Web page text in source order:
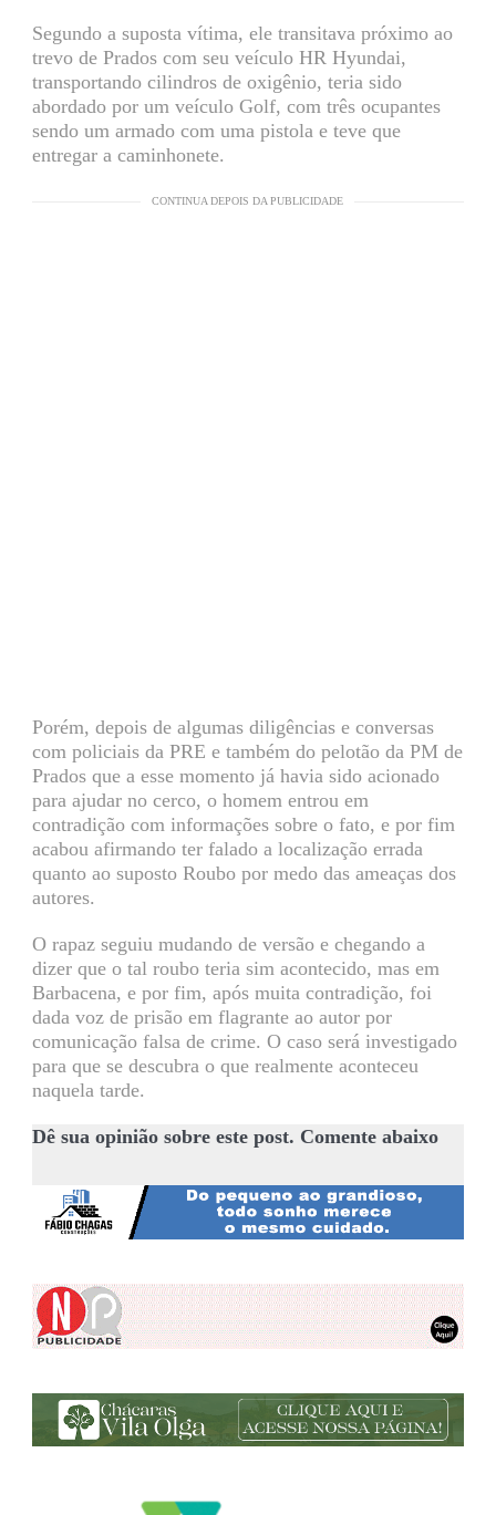
Segundo a suposta vítima, ele transitava próximo ao
trevo de Prados com seu veículo HR Hyundai,
transportando cilindros de oxigênio, teria sido
abordado por um veículo Golf, com três ocupantes
sendo um armado com uma pistola e teve que
entregar a caminhonete.
CONTINUA DEPOIS DA PUBLICIDADE
Porém, depois de algumas diligências e conversas
com policiais da PRE e também do pelotão da PM de
Prados que a esse momento já havia sido acionado
para ajudar no cerco, o homem entrou em
contradição com informações sobre o fato, e por fim
acabou afirmando ter falado a localização errada
quanto ao suposto Roubo por medo das ameaças dos
autores.
O rapaz seguiu mudando de versão e chegando a
dizer que o tal roubo teria sim acontecido, mas em
Barbacena, e por fim, após muita contradição, foi
dada voz de prisão em flagrante ao autor por
comunicação falsa de crime. O caso será investigado
para que se descubra o que realmente aconteceu
naquela tarde.
Dê sua opinião sobre este post. Comente abaixo